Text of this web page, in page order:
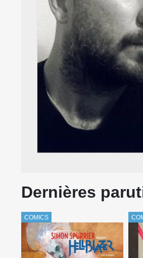
Dernières
COMICS